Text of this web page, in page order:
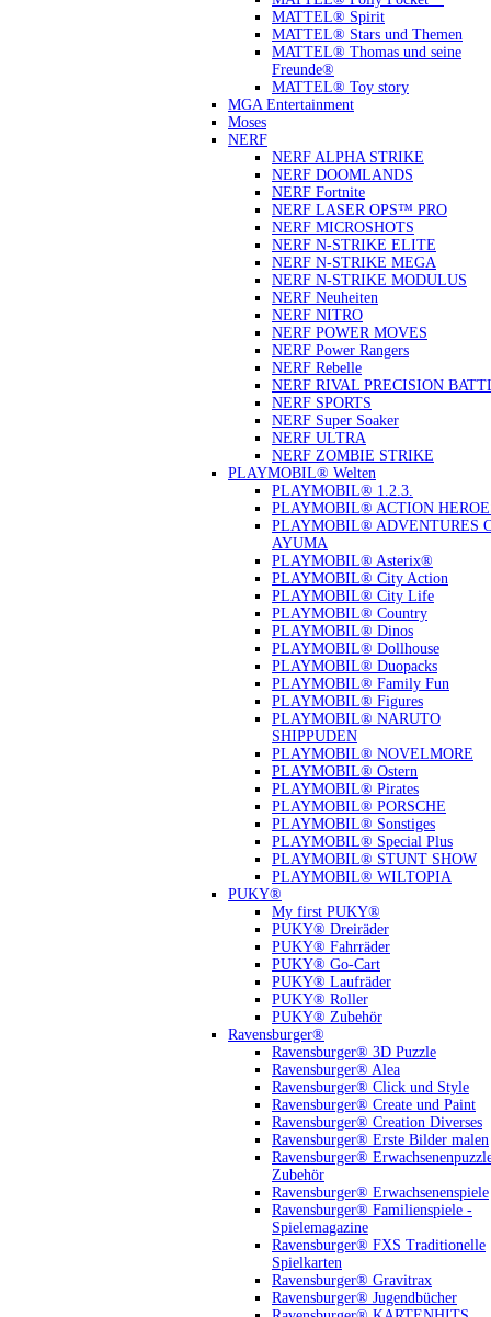
MATTEL® Spirit
MATTEL® Stars und Themen
MATTEL® Thomas und seine
Freunde®
MATTEL® Toy story
MGA Entertainment
Moses
NERF
NERF ALPHA STRIKE
NERF DOOMLANDS
NERF Fortnite
NERF LASER OPS™ PRO
NERF MICROSHOTS
NERF N-STRIKE ELITE
NERF N-STRIKE MEGA
NERF N-STRIKE MODULUS
NERF Neuheiten
NERF NITRO
NERF POWER MOVES
NERF Power Rangers
NERF Rebelle
NERF RIVAL PRECISION
NERF SPORTS
NERF Super Soaker
NERF ULTRA
NERF ZOMBIE STRIKE
PLAYMOBIL® Welten
PLAYMOBIL® 1.2.3.
PLAYMOBIL® ACTION
PLAYMOBIL® ADVENTURES
AYUMA
PLAYMOBIL® Asterix®
PLAYMOBIL® City Action
PLAYMOBIL® City Life
PLAYMOBIL® Country
PLAYMOBIL® Dinos
PLAYMOBIL® Dollhouse
PLAYMOBIL® Duopacks
PLAYMOBIL® Family Fun
PLAYMOBIL® Figures
PLAYMOBIL® NARUTO
SHIPPUDEN
PLAYMOBIL® NOVELMORE
PLAYMOBIL® Ostern
PLAYMOBIL® Pirates
PLAYMOBIL® PORSCHE
PLAYMOBIL® Sonstiges
PLAYMOBIL® Special Plus
PLAYMOBIL® STUNT SHOW
PLAYMOBIL® WILTOPIA
PUKY®
My first PUKY®
PUKY® Dreiräder
PUKY® Fahrräder
PUKY® Go-Cart
PUKY® Laufräder
PUKY® Roller
PUKY® Zubehör
Ravensburger®
Ravensburger® 3D Puzzle
Ravensburger® Alea
Ravensburger® Click und Style
Ravensburger® Create und Paint
Ravensburger® Creation Diverses
Ravensburger® Erste Bilder malen
Ravensburger®
Zubehör
Ravensburger® Erwachsenenspiele
Ravensburger® Familienspiele -
Spielemagazine
Ravensburger® FXS Traditionelle
Spielkarten
Ravensburger® Gravitrax
Ravensburger® Jugendbücher